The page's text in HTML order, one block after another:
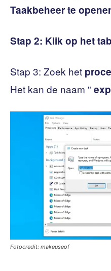
Taakbeheer te
Stap 2: Klik op het
Stap 3: Zoek het
Het kan de naam "
Fotocredit: makeuseof